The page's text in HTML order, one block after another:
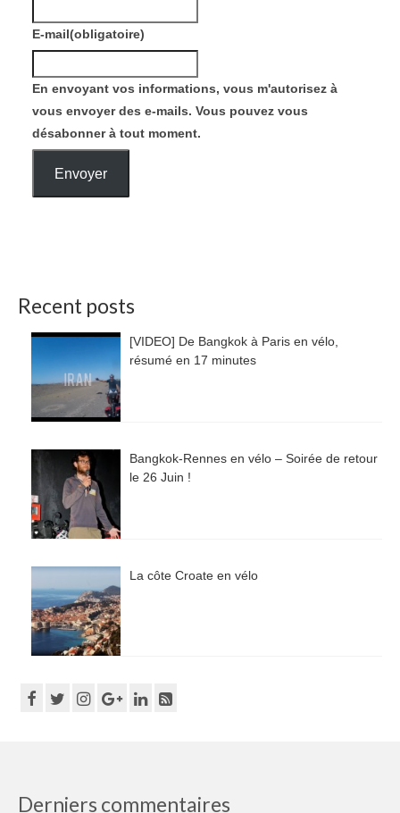
E-mail(obligatoire)
En envoyant vos informations, vous m'autorisez à
vous envoyer des e-mails. Vous pouvez vous
désabonner à tout moment.
Envoyer
Recent posts
[VIDEO] De Bangkok à Paris en vélo,
résumé en 17 minutes
Bangkok-Rennes en vélo – Soirée de retour
le 26 Juin !
La côte Croate en vélo
Derniers commentaires